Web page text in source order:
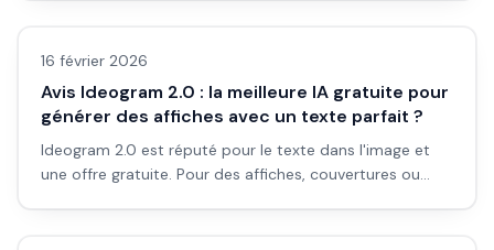
16 février 2026
Avis Ideogram 2.0 : la meilleure IA gratuite pour
générer des affiches avec un texte parfait ?
Ideogram 2.0 est réputé pour le texte dans l'image et
une offre gratuite. Pour des affiches, couvertures ou
Avis outils/services